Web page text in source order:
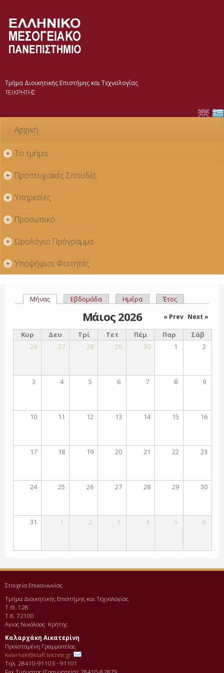
Τμήμα Διοικητικής Επιστήμης και Τεχνολογίας
ΤΕΙ ΚΡΗΤΗΣ
Αρχική
+ Το τμήμα
+ Προπτυχιακές Σπουδές
+ Υπηρεσίες
+ Προσωπικό
+ Ωρολόγιο Πρόγραμμα
+ Υποψήφιοι Φοιτητές
Πρωτεύουσες καρτέλες
Μήνας(ενεργή καρτέλα)
Εβδομάδα Ημέρα Έτος
Μάιος 2026 « Prev Next »
Κυρ Δευ Τρί Τετ Πέμ Παρ
Σάβ
26
27 28 29 30 1 2
3 4 5 6 7 8 9
10 11 12 13 14 15 16
17 18 19 20 21 22 23
24 25 26 27 28 29 30
31 1 2 3 4 5 6
Στοιχεία Επικοινωνίας
Τμήμα Διοικητικής Επιστήμης και Τεχνολογίας
Τ.Θ. 128
Τ.Κ. 72100
Άγιος Νικόλαος Κρήτης
Καλαρχάκη Αικατερίνη
Προϊσταμένη Γραμματείας
kalarhaki@staff.teicrete.gr
Τηλ. 28410-91103 - 91101